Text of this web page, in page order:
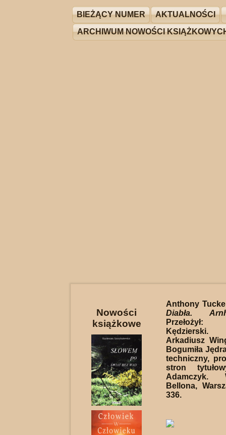
BIEŻĄCY NUMER AKTUALNOŚCI
ARCHIWUM NOWOŚCI
Nowości
książkowe
Anthony
Diabła.
Arkadiusz
Bogumiła
techniczny,
stron
Adamczyk.
Bellona,
336.